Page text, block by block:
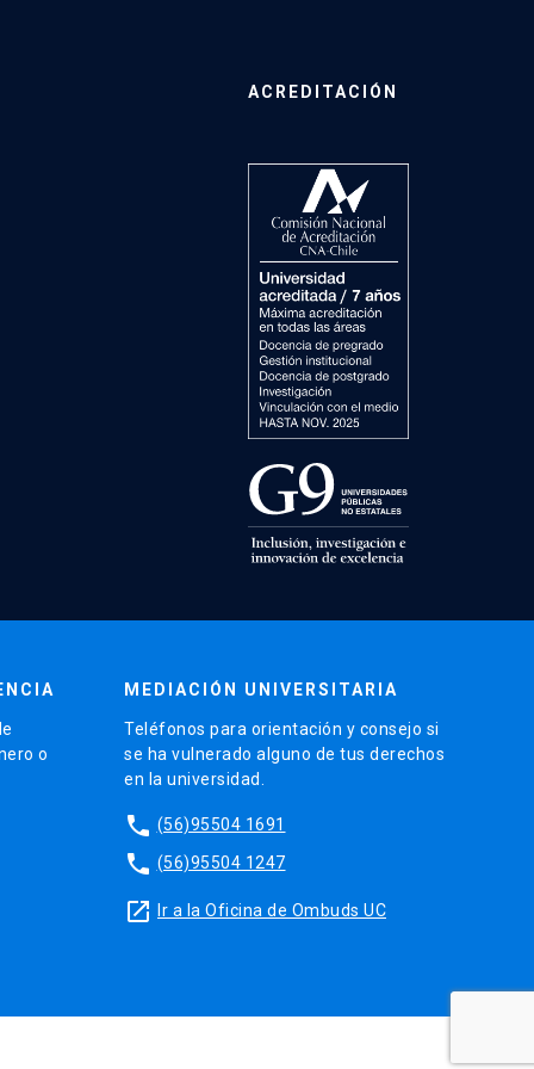
ACREDITACIÓN
o
MEDIACIÓN UNIVERSITARIA
Teléfonos para orientación y consejo si
se ha vulnerado alguno de tus derechos
en la universidad.
phone (56)95504 1691
phone (56)95504 1247
launch Ir a la Oficina de Ombuds UC